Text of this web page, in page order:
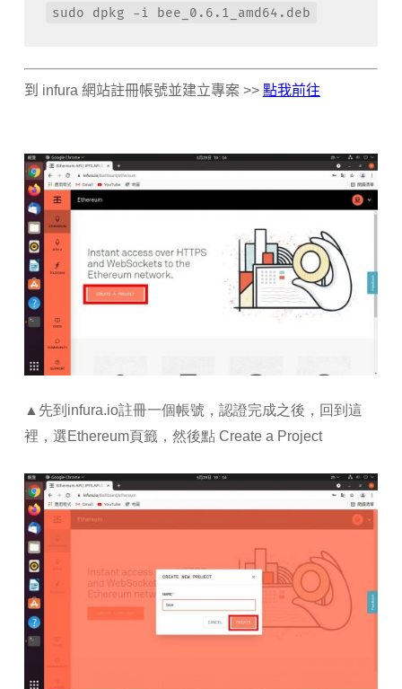
sudo dpkg -i bee_0.6.1_amd64.deb
到 infura 網站註冊帳號並建立專案 >> 點我前往
▲先到infura.io註冊一個帳號，認證完成之後，回到這
裡，選Ethereum頁籤，然後點 Create a Project